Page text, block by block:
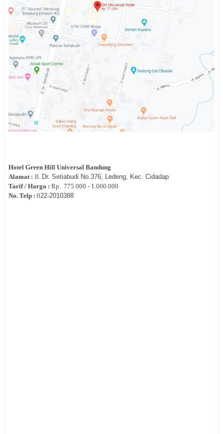
Hotel Green Hill Universal Bandung
Alamat : Jl. Dr. Setiabudi No.376, Ledeng, Kec. Cidadap
Tarif / Harga : Rp. 775.000 - 1.000.000
No. Telp : 022-2010388